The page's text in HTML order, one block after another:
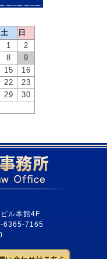
土
日
1
2
8
9
15
16
22
23
29
30
ル本館4F
6365-7165